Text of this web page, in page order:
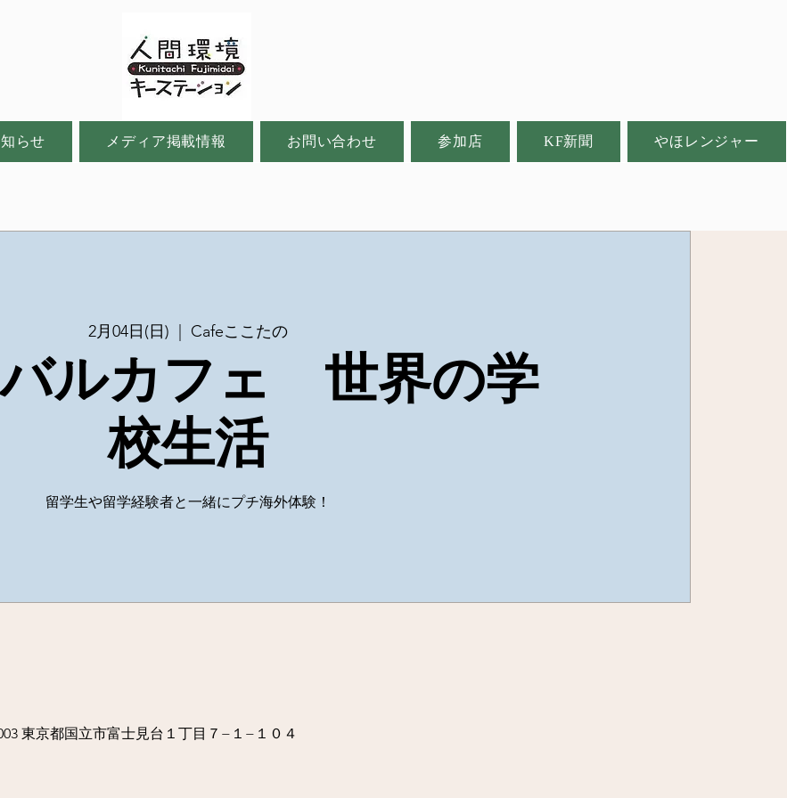
らせ メディア掲載情報 お問い合わせ 参加店 KF新聞 やほレンジャー
2月04日(日) Cafeここたの
ルカフェ 世界の学
校生活
留学生や留学経験者と一緒にプチ海外体験！
東京都国立市富士見台１丁目７−１−１０４